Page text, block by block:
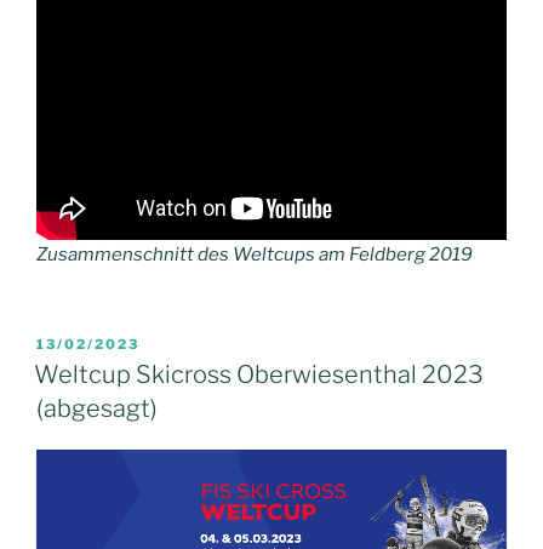
Zusammenschnitt des Weltcups am Feldberg 2019
VERÖFFENTLICHT
AM
13/02/2023
Weltcup Skicross Oberwiesenthal 2023
(abgesagt)